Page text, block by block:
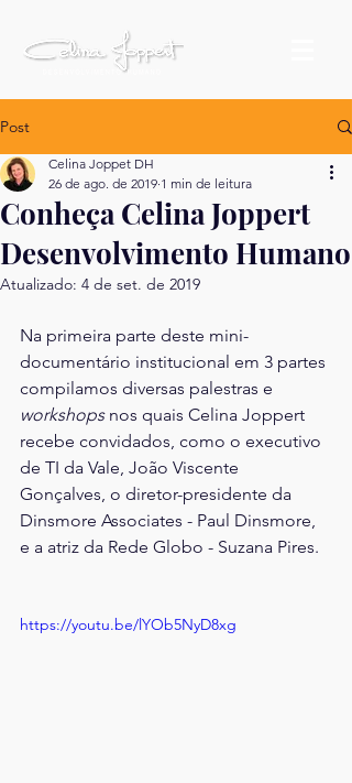
Post
Conheça Celina Joppert
Desenvolvimento Humano
Celina Joppet DH
26 de ago. de 2019 1 min de leitura
Atualizado: 4 de set. de 2019
Na primeira parte deste mini-
documentário institucional em 3 partes
compilamos diversas palestras e
workshops nos quais Celina Joppert
recebe convidados, como o executivo
de TI da Vale, João Viscente
Gonçalves, o diretor-presidente da
Dinsmore Associates - Paul Dinsmore,
e a atriz da Rede Globo - Suzana Pires.
https://youtu.be/lYOb5NyD8xg